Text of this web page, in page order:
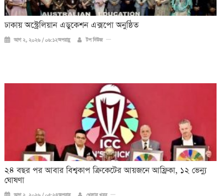
ঢাকায় অস্ট্রেলিয়ান এডুকেশন এক্সপো অনুষ্ঠিত
আগ ২, ২০২৬ / ০৬:১২অপরাহ্ণ টপ নিউজ
২৪ বছর পর আবার বিশ্বকাপ ক্রিকে‌টের আয়জনে আফ্রিকা, ১২ ভেন্যু
ঘোষণা